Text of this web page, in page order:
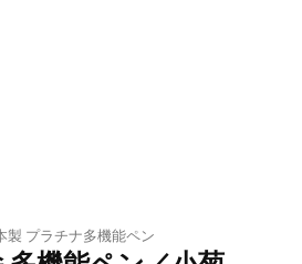
製 プラチナ多機能ペン